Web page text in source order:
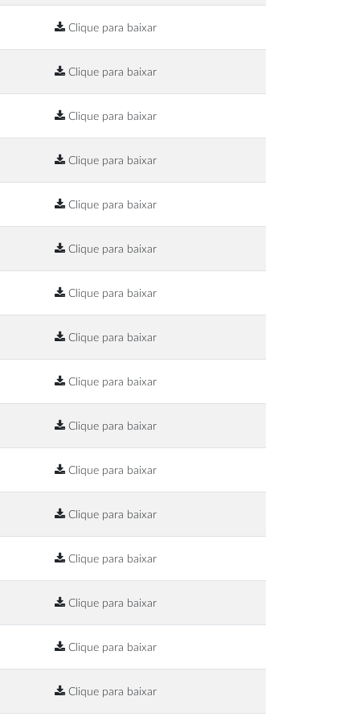
Clique para baixar
Clique para baixar
Clique para baixar
Clique para baixar
Clique para baixar
Clique para baixar
Clique para baixar
Clique para baixar
Clique para baixar
Clique para baixar
Clique para baixar
Clique para baixar
Clique para baixar
Clique para baixar
Clique para baixar
Clique para baixar